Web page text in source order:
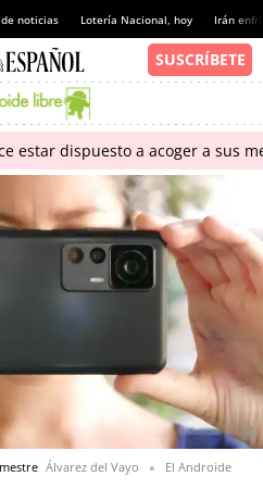
noticias Lotería Nacional, hoy Irán
estar dispuesto a acoger a sus
Álvarez del Vayo
El Androide